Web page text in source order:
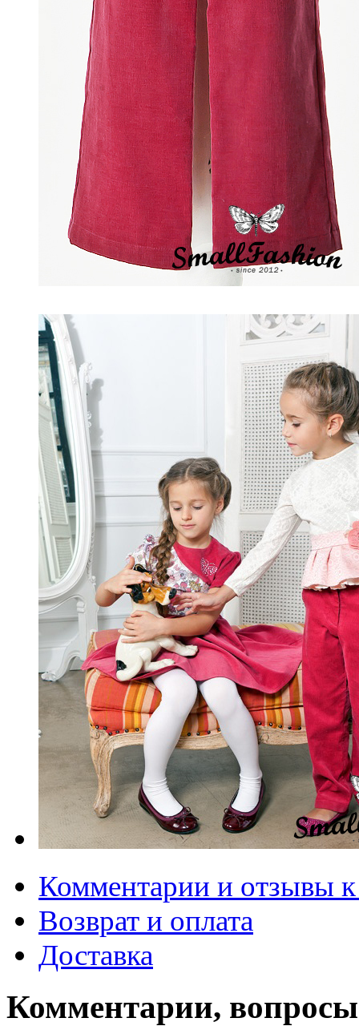
Комментарии и отзывы к
Возврат и оплата
Доставка
Комментарии,